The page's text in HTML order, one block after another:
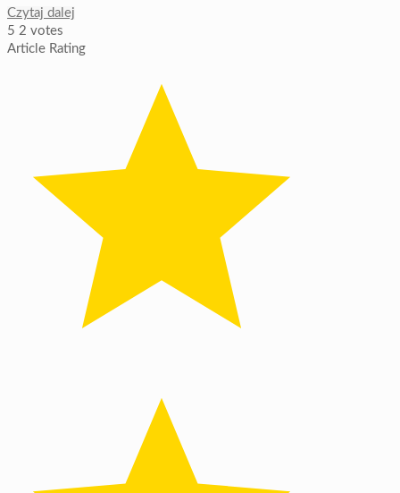
Czytaj dalej
5 2 votes
Article Rating